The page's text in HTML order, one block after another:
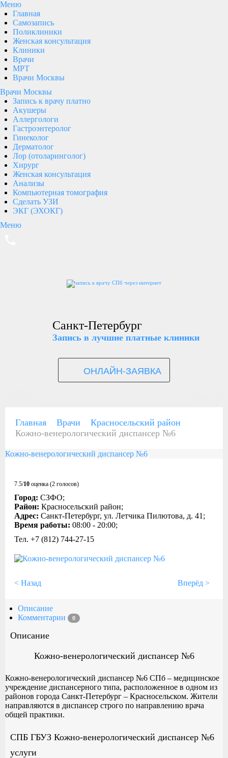
Меню
Главная
Самозапись
Поликлиники
Женская консультация
Клиники
Врачи
МРТ
Врачи Москвы
Врачи Москвы
Запись к врачу платно
Акушеры
Аллергологи
Гастроэнтеролог
Гинеколог
Дерматолог
Лор (отоларинголог)
Хирург
Женская консультация
Анализы
Компьютерная томография
Сделать УЗИ
ЭКГ (ЭХОКГ)
Меню
Санкт-Петербург
Запись в лучшие платные клиники
ОНЛАЙН-ЗАЯВКА
Главная Врачи
Красносельский район
Кожно-венерологический диспансер №6
Кожно-венерологический диспансер №6
7.5/10 оценка (2 голосов)
Город: СЗФО;
Район: Красносельский район;
Адрес: Санкт-Петербург, ул. Летчика Пилютова, д. 41;
Время работы: 08:00 - 20:00;
Тел. +7 (812) 744-27-15
< Назад Вперёд >
Описание
Комментарии
0
Описание
Кожно-венерологический диспансер №6
Кожно-венерологический диспансер №6 СПб – медицинское
учреждение диспансерного типа, расположенное в одном из
районов города Санкт-Петербург – Красносельском. Жители
направляются в диспансер строго по направлению врача
общей практики.
СПБ ГБУЗ Кожно-венерологический диспансер №6
услуги